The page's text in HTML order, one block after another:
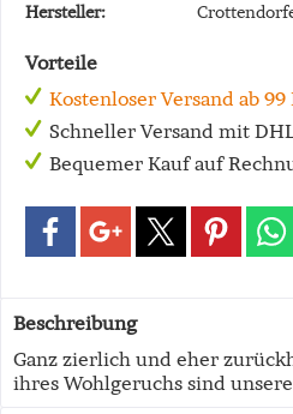
Hersteller:
Vorteile
Kostenloser Versand ab 99
Schneller Versand mit
Bequemer Kauf auf
Beschreibung
Ganz zierlich und eher
ihres Wohlgeruchs sind